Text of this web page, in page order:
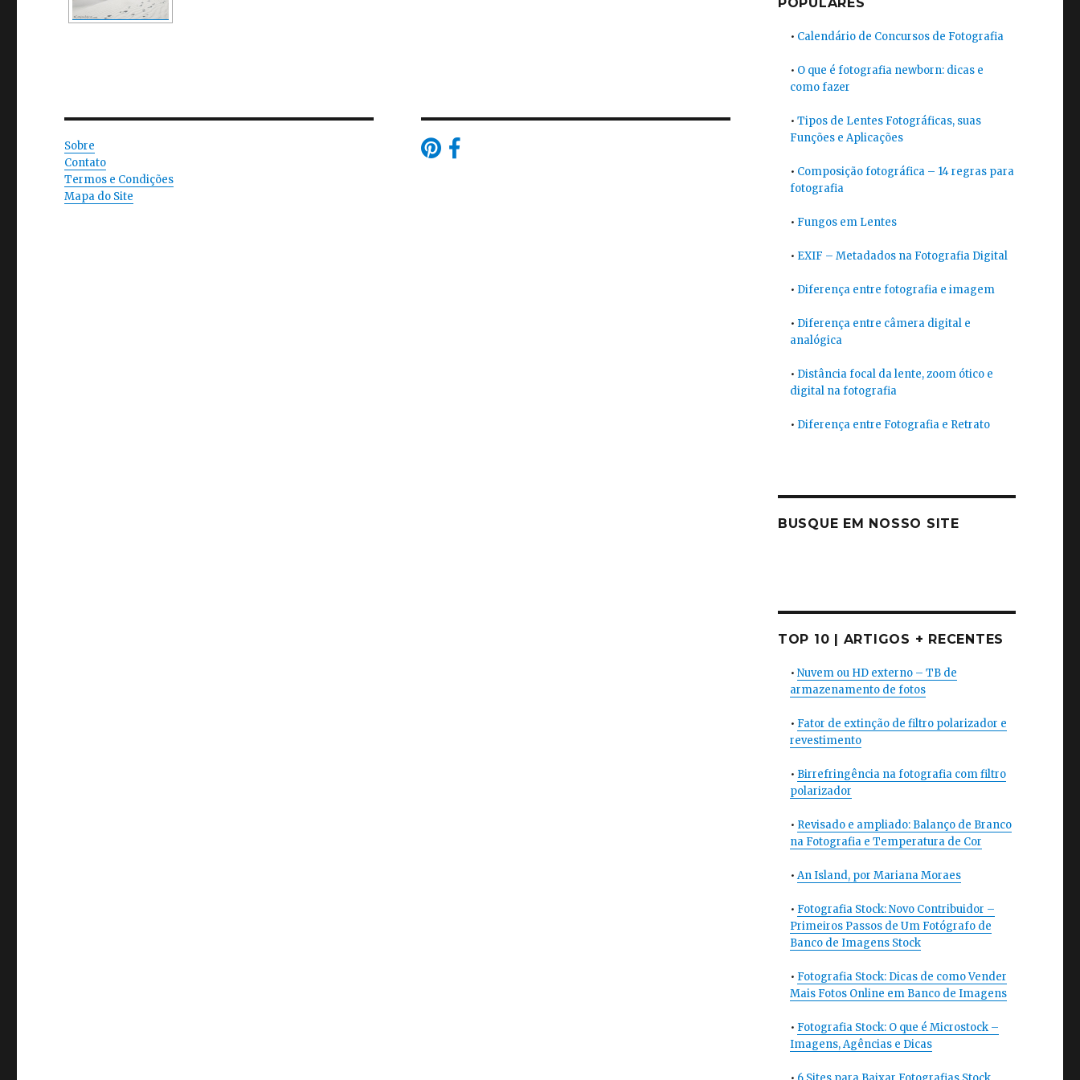
Sobre
Contato
Termos e Condições
Mapa do Site
• Calendário de Concursos de Fotografia
• O que é fotografia newborn: dicas e
como fazer
• Tipos de Lentes Fotográficas, suas
Funções e Aplicações
• Composição fotográfica – 14 regras para
fotografia
• Fungos em Lentes
• EXIF – Metadados na Fotografia Digital
• Diferença entre fotografia e imagem
• Diferença entre câmera digital e
analógica
• Distância focal da lente, zoom ótico e
digital na fotografia
• Diferença entre Fotografia e Retrato
BUSQUE EM NOSSO SITE
TOP 10 | ARTIGOS + RECENTES
• Nuvem ou HD externo – TB de
armazenamento de fotos
• Fator de extinção de filtro polarizador e
revestimento
• Birrefringência na fotografia com filtro
polarizador
• Revisado e ampliado: Balanço de Branco
na Fotografia e Temperatura de Cor
• An Island, por Mariana Moraes
• Fotografia Stock: Novo Contribuidor –
Primeiros Passos de Um Fotógrafo de
Banco de Imagens Stock
• Fotografia Stock: Dicas de como Vender
Mais Fotos Online em Banco de Imagens
• Fotografia Stock: O que é Microstock –
Imagens, Agências e Dicas